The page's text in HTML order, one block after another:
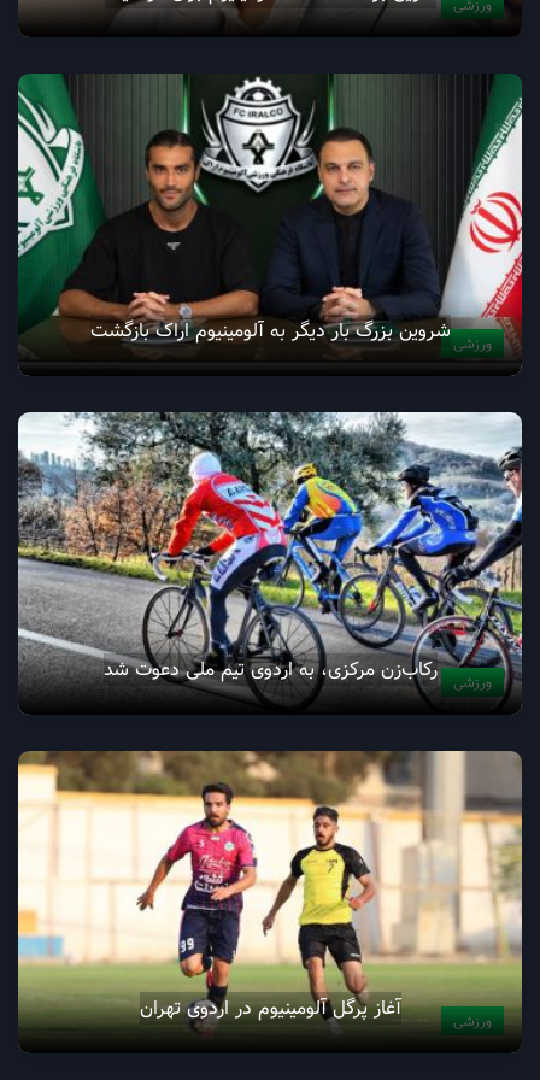
ورزشیشروین بزرگ بار دیگر به آلومینیوم اراک بازگشت
ورزشی رکاب‌زن مرکزی، به اردوی تیم ملی دعوت شد
ورزشی آغاز پرگل آلومینیوم در اردوی تهران